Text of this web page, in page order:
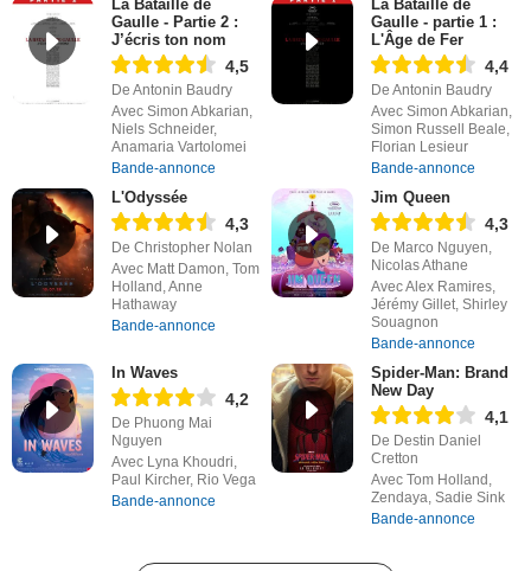
La Bataille de
Gaulle - Partie 2 :
J’écris ton nom
4,5
De Antonin Baudry
Avec Simon Abkarian,
Niels Schneider,
Anamaria Vartolomei
Bande-annonce
La Bataille de
Gaulle - partie 1 :
L'Âge de Fer
4,4
De Antonin Baudry
Avec Simon Abkarian,
Simon Russell Beale,
Florian Lesieur
Bande-annonce
L'Odyssée
4,3
De Christopher Nolan
Avec Matt Damon, Tom
Holland, Anne
Hathaway
Bande-annonce
Jim Queen
4,3
De Marco Nguyen,
Nicolas Athane
Avec Alex Ramires,
Jérémy Gillet, Shirley
Souagnon
Bande-annonce
In Waves
4,2
De Phuong Mai
Nguyen
Avec Lyna Khoudri,
Paul Kircher, Rio Vega
Bande-annonce
Spider-Man: Brand
New Day
4,1
De Destin Daniel
Cretton
Avec Tom Holland,
Zendaya, Sadie Sink
Bande-annonce